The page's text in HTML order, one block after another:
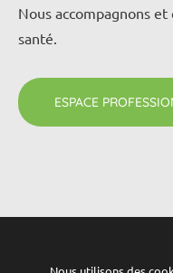
Nous accompagnons
santé.
ESPACE